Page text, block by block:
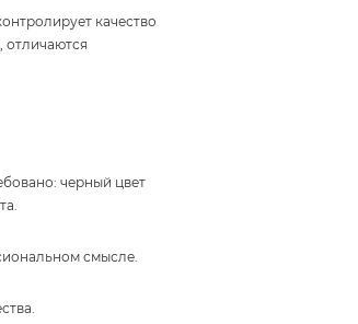
качество
отличаются
черный цвет
смысле.